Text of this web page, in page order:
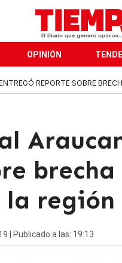
OPINIÓN
REPORTE SOBRE
brecha
región
| Publicado a las: 19:13